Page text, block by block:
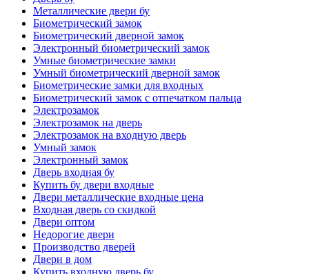
Металлические двери бу
Биометрический замок
Биометрический дверной замок
Электронный биометрический замок
Умные биометрические замки
Умный биометрический дверной замок
Биометрические замки для входных
Биометрический замок с отпечатком пальца
Электрозамок
Электрозамок на дверь
Электрозамок на входную дверь
Умный замок
Электронный замок
Дверь входная бу
Купить бу двери входные
Двери металлические входные цена
Входная дверь со скидкой
Двери оптом
Недорогие двери
Производство дверей
Двери в дом
Купить входную дверь бу